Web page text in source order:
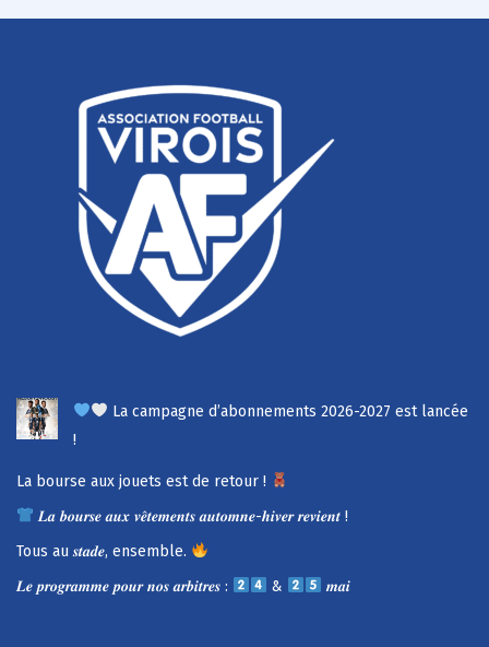
La campagne d’abonnements 2026-2027 est lancée
!
La bourse aux jouets est de retour !
𝑳𝒂 𝒃𝒐𝒖𝒓𝒔𝒆 𝒂𝒖𝒙 𝒗𝒆̂𝒕𝒆𝒎𝒆𝒏𝒕𝒔 𝒂𝒖𝒕𝒐𝒎𝒏𝒆-𝒉𝒊𝒗𝒆𝒓 𝒓𝒆𝒗𝒊𝒆𝒏𝒕 !
Tous au 𝒔𝒕𝒂𝒅𝒆, ensemble.
𝑳𝒆 𝒑𝒓𝒐𝒈𝒓𝒂𝒎𝒎𝒆 𝒑𝒐𝒖𝒓 𝒏𝒐𝒔 𝒂𝒓𝒃𝒊𝒕𝒓𝒆𝒔 :
& 𝒎𝒂𝒊